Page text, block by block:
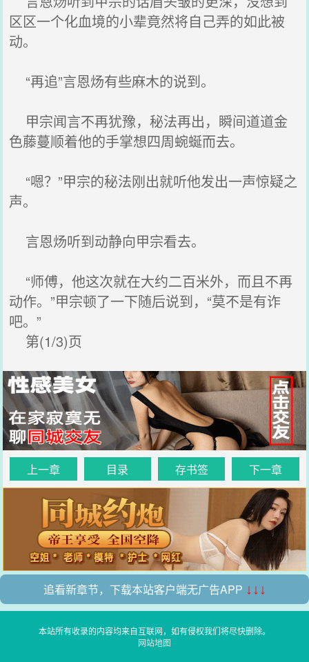
区区一个化血境的小辈竟然将自己弄的如此被
动。
“再追”言恩炀有些麻木的说到。
甲宗闻言不再犹豫，秘法再出，瞬间道道金
色藤蔓顺着他的手掌想四周蜿蜒而去。
“嗯？”甲宗的秘法刚出就听他发出一声惊疑之
声。
言恩炀听到动静向甲宗看去。
“师傅，他这次就在大约二百米外，而且不再
动作。”甲宗顿了一下随后说到，“莫不是有诈
吧。”
第(1/3)页
上一章 目录 存书签 下一章
追看新章节，下载本站客户端无广告APP ↓↓↓
本站所有收录的内容均来自互联网，如有侵权我们将尽快删除。
网站地图